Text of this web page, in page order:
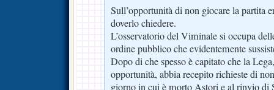
Sull’opportunità di non giocare la partita
doverlo chiedere.
L’osservatorio del Viminale si occupa
ordine pubblico che evidentemente
Dopo di che spesso è capitato che la
opportunità, abbia recepito richieste di
giorno in cui è morto Astori e al rinvio di